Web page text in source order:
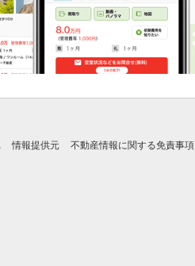
情報提供元 不動産情報に関する免責事項